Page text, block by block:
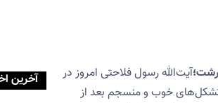
رشت؛آیت‌الله رسول فلاحتی امروز در
تشکل‌های خوب و منسجم بعد از
آخرین